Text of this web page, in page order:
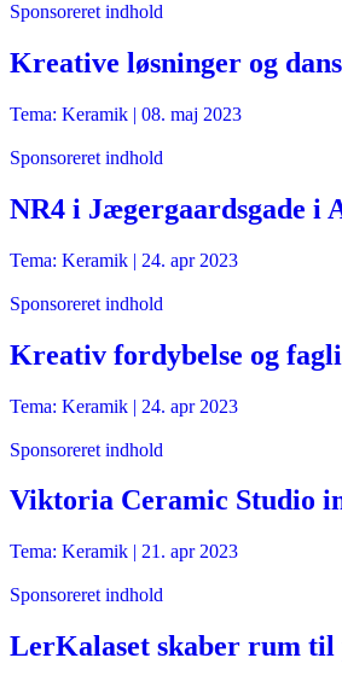
Sponsoreret indhold
Kreative løsninger og
Tema: Keramik | 08. maj 2023
Sponsoreret indhold
NR4 i Jægergaardsgade i
Tema: Keramik | 24. apr 2023
Sponsoreret indhold
Kreativ fordybelse og
Tema: Keramik | 24. apr 2023
Sponsoreret indhold
Viktoria Ceramic Studio
Tema: Keramik | 21. apr 2023
Sponsoreret indhold
LerKalaset skaber rum til